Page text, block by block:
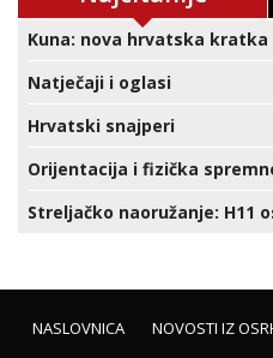
Kuna: nova hrvatska
Natječaji i oglasi
Hrvatski snajperi
Orijentacija i fizička
Streljačko naoružanje: H11
NASLOVNICA NOVOSTI IZ